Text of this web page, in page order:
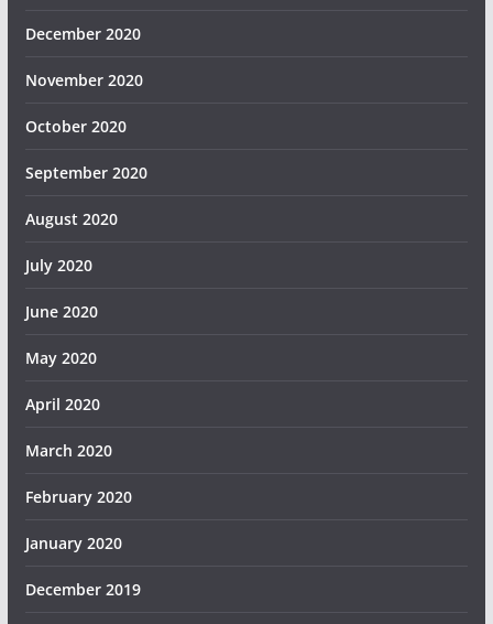
December 2020
November 2020
October 2020
September 2020
August 2020
July 2020
June 2020
May 2020
April 2020
March 2020
February 2020
January 2020
December 2019